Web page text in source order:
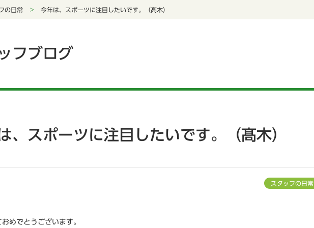
の日常 今年は、スポーツに注目したいです。（髙木）
フブログ
、スポーツに注目したいです。（髙木）
スタッフの日常
めでとうございます。